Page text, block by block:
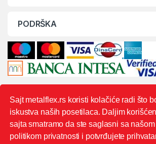
PODRŠKA
Sajt metalflex.rs koristi kolačiće radi što
iskustva naših posetilaca. Daljim
sajta smatramo da ste saglasni sa našom
politikom privatnosti i potvrđujete